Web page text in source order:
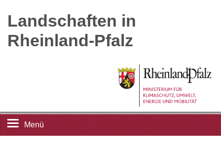
Landschaften in
Rheinland-Pfalz
Menü